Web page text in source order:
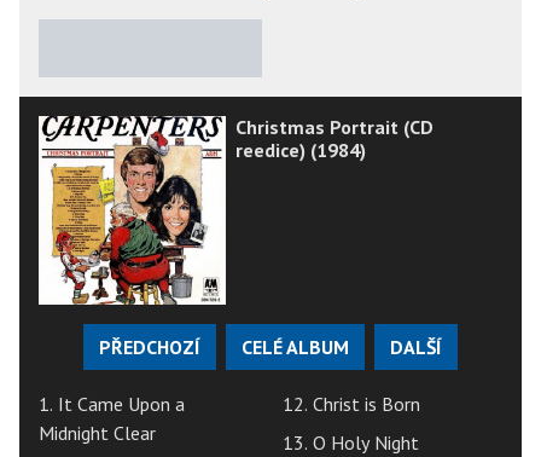
Christmas Portrait (CD
reedice) (1984)
PŘEDCHOZÍ CELÉ ALBUM DALŠÍ
1. It Came Upon a
Midnight Clear
12. Christ is Born
13. O Holy Night